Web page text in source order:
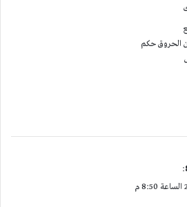
الحروق حكم
: